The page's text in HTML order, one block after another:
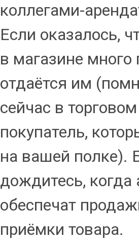
коллегами-
Если оказалось,
в магазине много
отдаётся им
сейчас в
покупатель,
на вашей полке).
дождитесь,
обеспечат
приёмки товара.